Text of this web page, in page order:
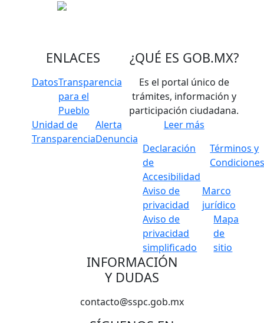
ENLACES
DatosTransparencia
para el
Pueblo
Unidad de
Transparencia
Alerta
Denuncia
¿QUÉ ES GOB.MX?
Es el portal único de
trámites, información y
participación ciudadana.
Leer más
Declaración
de
Accesibilidad
Términos y
Aviso de
privacidad
Marco
jurídico
Aviso de
privacidad
simplificado
Mapa
de
sitio
INFORMACIÓN
Y DUDAS
contacto@sspc.gob.mx